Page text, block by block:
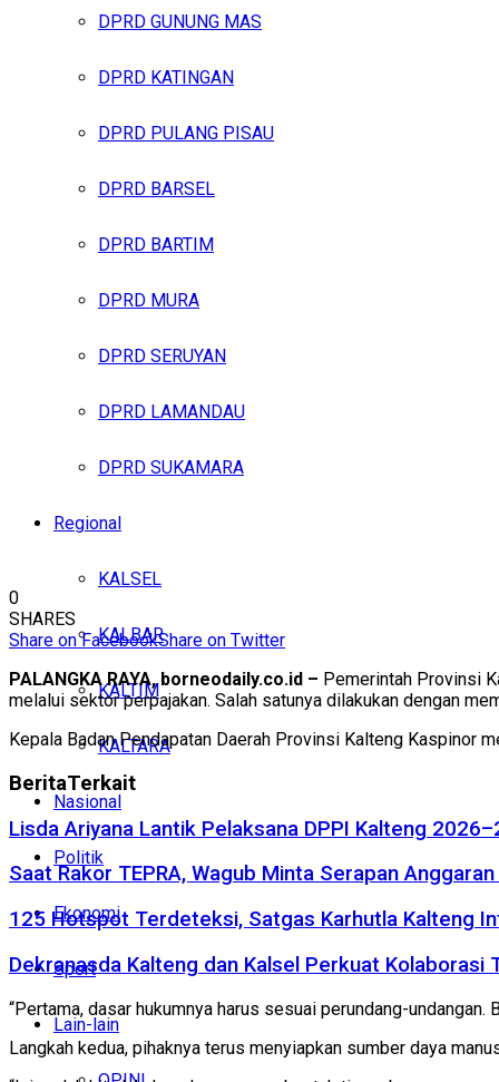
DPRD GUNUNG MAS
DPRD KATINGAN
DPRD PULANG PISAU
DPRD BARSEL
DPRD BARTIM
DPRD MURA
DPRD SERUYAN
DPRD LAMANDAU
DPRD SUKAMARA
Regional
KALSEL
KALBAR
KALTIM
KALTARA
Nasional
Politik
Ekonomi
Sport
Lain-lain
0
SHARES
Share on FacebookShare on Twitter
PALANGKA RAYA, borneodaily.co.id – Pemerintah Provinsi
melalui sektor perpajakan. Salah satunya dilakukan dengan
Kepala Badan Pendapatan Daerah Provinsi Kalteng Kaspinor
BeritaTerkait
Lisda Ariyana Lantik Pelaksana DPPI Kalteng
Saat Rakor TEPRA, Wagub Minta Serapan
125 Hotspot Terdeteksi, Satgas Karhutla Kalteng
Dekranasda Kalteng dan Kalsel Perkuat Kolaborasi
“Pertama, dasar hukumnya harus sesuai perundang-
Langkah kedua, pihaknya terus menyiapkan sumber daya